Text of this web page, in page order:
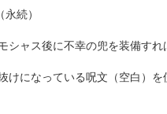
続）
シャス後に不幸の兜を装備すれ
けになっている呪文（空白）を